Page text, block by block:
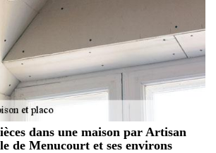
dans une maison par Artisan
de Menucourt et ses environs